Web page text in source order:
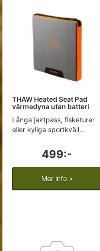
THAW Heated Seat Pad
värmedyna utan batteri
Långa jaktpass, fisketurer
eller kyliga sportkväll...
499:-
Mer info »